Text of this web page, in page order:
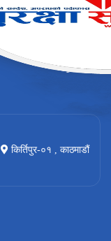
किर्तिपुर-०१ , काठमाडौं